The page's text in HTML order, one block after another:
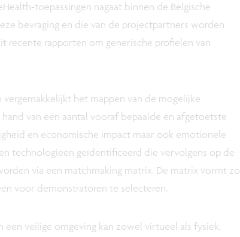
toepassingen nagaat binnen de Belgische
bevraging en die van de projectpartners worden
recente rapporten om generische profielen van
het mappen van de mogelijke
hand van een aantal vooraf bepaalde en afgetoetste
en economische impact maar ook emotionele
technologieën geïdentificeerd die vervolgens op de
via een matchmaking matrix. De matrix vormt zo
voor demonstratoren te selecteren.
een veilige omgeving kan zowel virtueel als fysiek,